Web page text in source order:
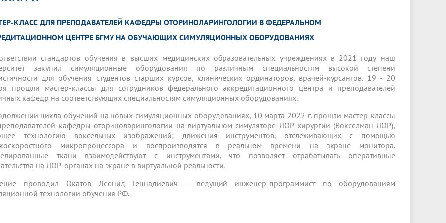
организации
граждан Фотогалерея
Карта сайта
картой Реорганизация вуза
Трансформация университета
аккредитационный
Научно-образовательный
медицинский кластер
«Нижневолжский»
Государственная итоговая аттестация
Внутренняя оценка качества
для студентов Я-профессионал
Всероссийская студенческая
олимпиада по хирургии с
международным участием
здравоохранения
Электронная учебная библиотека
обучение
Инновационные образовательные
проекты
Аккредитация специалиста
ЛЭК
Аспирантура
Грантовые фонды
университетов
Управление инновационной
деятельности
Публикационная активность
НИИ кардиологии
обучающихся БГМУ
выпускников Работа музеев на кафедрах
Выпускники БГМУ – ветераны ВОВ
БГМУ - ВУЗ здорового образа жизни
Юбиляры
90 лет Университету 85 лет
Празднование 75-летия Победы в
Великой Отечественной войне
отделение «Движение
БГМУ
Альманах "Исторический вестник" «МЕДМОЛ»
КЛАСС ДЛЯ ПРЕПОДАВАТЕЛЕЙ КАФЕДРЫ ОТОРИНОЛАРИНГОЛОГИИ В ФЕДЕРАЛЬНОМ
ЦЕНТРЕ БГМУ НА ОБУЧАЮЩИХ СИМУЛЯЦИОННЫХ ОБОРУДОВАНИЯХ
стандартов обучения в высших медицинских образовательных учреждениях в 2021 году наш
закупил симуляционные оборудования по различным специальностям высокой степени
для обучения студентов старших курсов, клинических ординаторов, врачей-курсантов. 19 - 20
прошли мастер-классы для сотрудников федерального аккредитационного центра и преподавателей
кафедр на соответствующих специальностям симуляционных оборудованиях.
цикла обучений на новых симуляционных оборудованиях, 10 марта 2022 г. прошли мастер-классы
кафедры оториноларингологии на виртуальном симуляторе ЛОР хирургии (Вокселман ЛОР),
технологию воксельных изображений; движения инструментов, отслеживающих с помощью
микропроцессора и воспроизводятся в реальном времени на экране монитора.
ткани взаимодействуют с инструментами, что позволяет отрабатывать оперативные
на ЛОР-органах на экране в виртуальной реальности.
проводил Окатов Леонид Геннадиевич – ведущий инженер-программист по оборудованиям
технологии обучения РФ.